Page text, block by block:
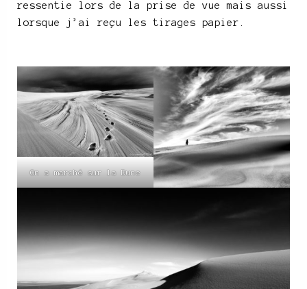
ressentie lors de la prise de vue mais aussi
lorsque j’ai reçu les tirages papier.
On a marché sur la Dune